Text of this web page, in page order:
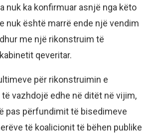
nuk ka konfirmuar asnjë nga këto
nuk është marrë ende një vendim
me një rikonstruim të
qeveritar.
për rikonstruimin e
vazhdojë edhe në ditët në vijim,
pas përfundimit të bisedimeve
të koalicionit të bëhen publike